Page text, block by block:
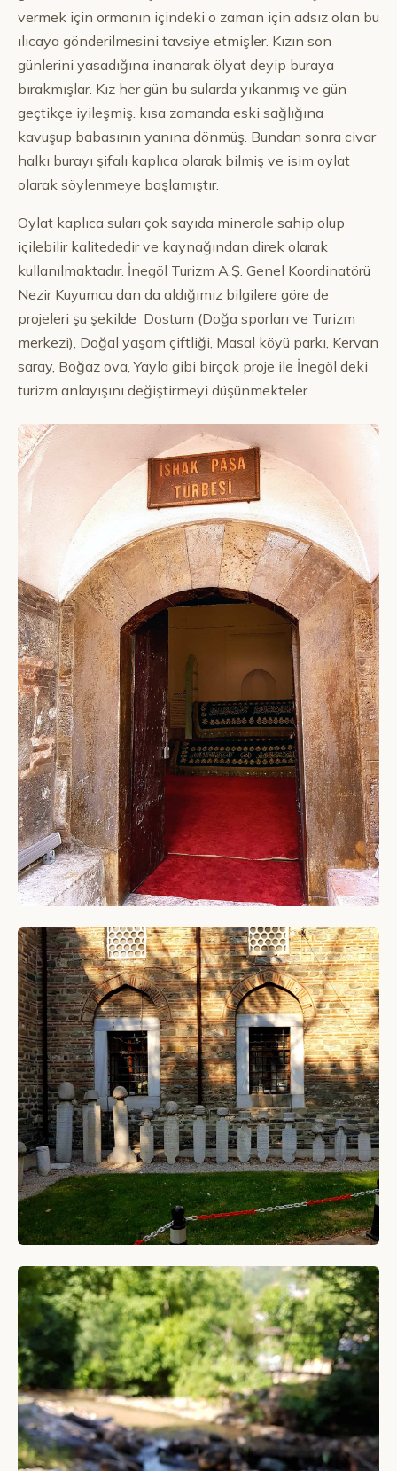
vermek için ormanın içindeki o zaman için adsız olan bu
ılıcaya gönderilmesini tavsiye etmişler. Kızın son
günlerini yasadığına inanarak ölyat deyip buraya
bırakmışlar. Kız her gün bu sularda yıkanmış ve gün
geçtikçe iyileşmiş. kısa zamanda eski sağlığına
kavuşup babasının yanına dönmüş. Bundan sonra civar
halkı burayı şifalı kaplıca olarak bilmiş ve isim oylat
olarak söylenmeye başlamıştır.
Oylat kaplıca suları çok sayıda minerale sahip olup
içilebilir kalitededir ve kaynağından direk olarak
kullanılmaktadır. İnegöl Turizm A.Ş. Genel Koordinatörü
Nezir Kuyumcu dan da aldığımız bilgilere göre de
projeleri şu şekilde Dostum (Doğa sporları ve Turizm
merkezi), Doğal yaşam çiftliği, Masal köyü parkı, Kervan
saray, Boğaz ova, Yayla gibi birçok proje ile İnegöl deki
turizm anlayışını değiştirmeyi düşünmekteler.